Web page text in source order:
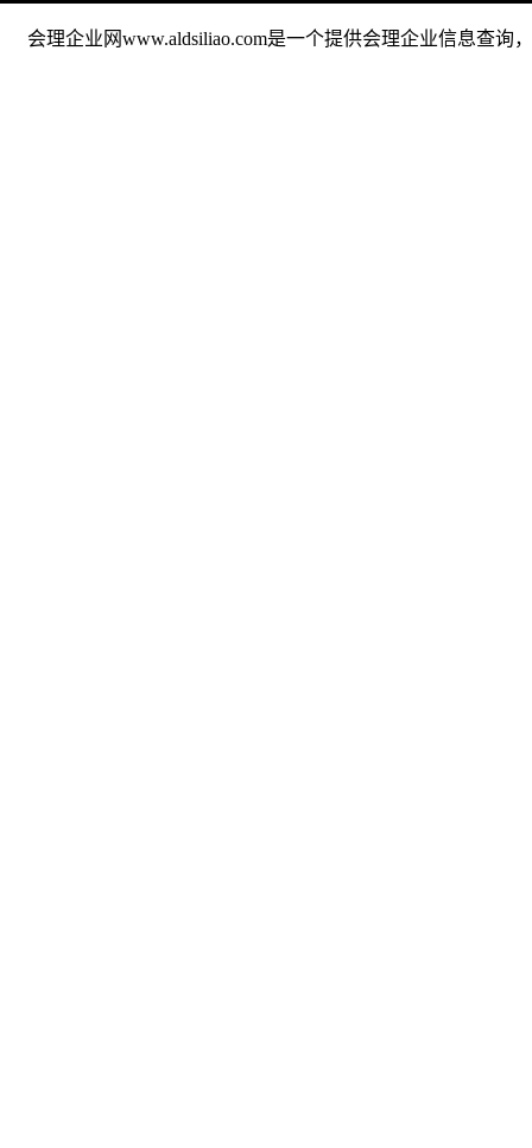
会理企业网www.aldsiliao.com是一个提供会理企业信息查